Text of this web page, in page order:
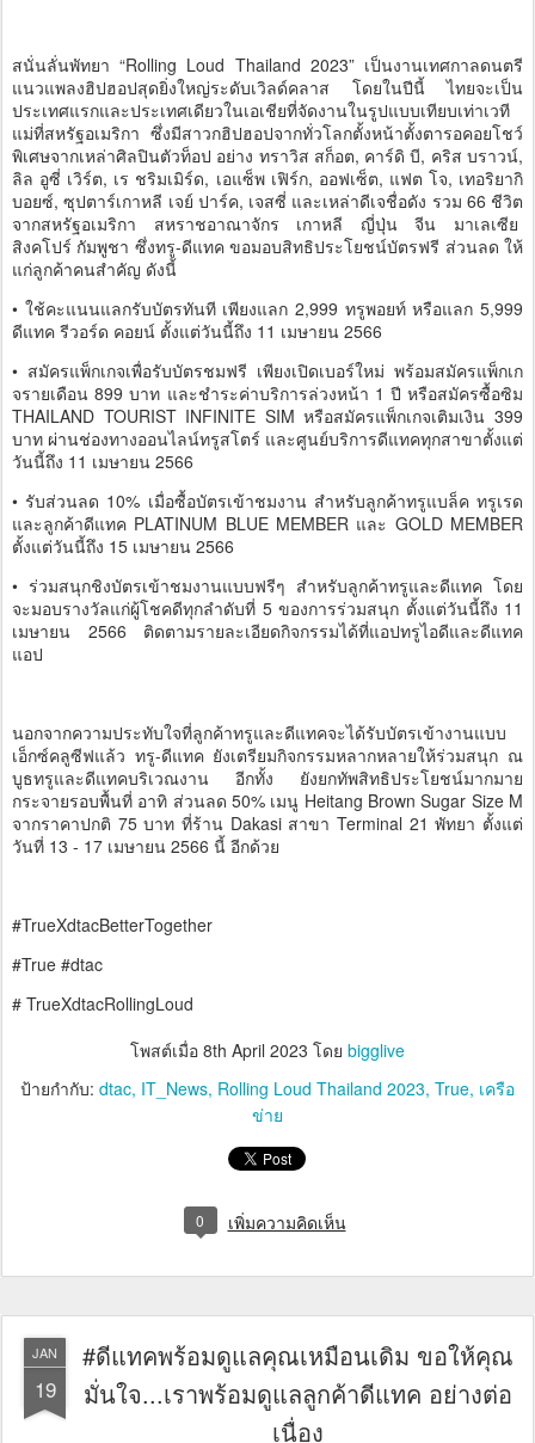
สนั่นลั่นพัทยา “Rolling Loud Thailand 2023” เป็นงานเทศกาลดนตรี
แนวแพลงฮิปฮอปสุดยิ่งใหญ่ระดับเวิลด์คลาส โดยในปีนี้ ไทยจะเป็น
ประเทศแรกและประเทศเดียวในเอเชียที่จัดงานในรูปแบบเทียบเท่าเวที
แม่ที่สหรัฐอเมริกา ซึ่งมีสาวกฮิปฮอปจากทั่วโลกตั้งหน้าตั้งตารอคอยโชว์
พิเศษจากเหล่าศิลปินตัวท็อป อย่าง ทราวิส สก็อต, คาร์ดิ บี, คริส บราวน์,
ลิล อูซี่ เวิร์ต, เร ชริมเมิร์ด, เอแซ็พ เฟิร์ก, ออฟเซ็ต, แฟต โจ, เทอริยากิ
บอยซ์, ซุปตาร์เกาหลี เจย์ ปาร์ค, เจสซี่ และเหล่าดีเจชื่อดัง รวม 66 ชีวิต
จากสหรัฐอเมริกา สหราชอาณาจักร เกาหลี ญี่ปุ่น จีน มาเลเซีย
สิงคโปร์ กัมพูชา ซึ่งทรู-ดีแทค ขอมอบสิทธิประโยชน์บัตรฟรี ส่วนลด ให้
แก่ลูกค้าคนสำคัญ ดังนี้
• ใช้คะแนนแลกรับบัตรทันที เพียงแลก 2,999 ทรูพอยท์ หรือแลก 5,999
ดีแทค รีวอร์ด คอยน์ ตั้งแต่วันนี้ถึง 11 เมษายน 2566
• สมัครแพ็กเกจเพื่อรับบัตรชมฟรี เพียงเปิดเบอร์ใหม่ พร้อมสมัครแพ็กเก
จรายเดือน 899 บาท และชำระค่าบริการล่วงหน้า 1 ปี หรือสมัครซื้อซิม
THAILAND TOURIST INFINITE SIM หรือสมัครแพ็กเกจเติมเงิน 399
บาท ผ่านช่องทางออนไลน์ทรูสโตร์ และศูนย์บริการดีแทคทุกสาขาตั้งแต่
วันนี้ถึง 11 เมษายน 2566
• รับส่วนลด 10% เมื่อซื้อบัตรเข้าชมงาน สำหรับลูกค้าทรูแบล็ค ทรูเรด
และลูกค้าดีแทค PLATINUM BLUE MEMBER และ GOLD MEMBER
ตั้งแต่วันนี้ถึง 15 เมษายน 2566
• ร่วมสนุกชิงบัตรเข้าชมงานแบบฟรีๆ สำหรับลูกค้าทรูและดีแทค โดย
จะมอบรางวัลแก่ผู้โชคดีทุกลำดับที่ 5 ของการร่วมสนุก ตั้งแต่วันนี้ถึง 11
เมษายน 2566 ติดตามรายละเอียดกิจกรรมได้ที่แอปทรูไอดีและดีแทค
แอป
นอกจากความประทับใจที่ลูกค้าทรูและดีแทคจะได้รับบัตรเข้างานแบบ
เอ็กซ์คลูซีฟแล้ว ทรู-ดีแทค ยังเตรียมกิจกรรมหลากหลายให้ร่วมสนุก ณ
บูธทรูและดีแทคบริเวณงาน อีกทั้ง ยังยกทัพสิทธิประโยชน์มากมาย
กระจายรอบพื้นที่ อาทิ ส่วนลด 50% เมนู Heitang Brown Sugar Size M
จากราคาปกติ 75 บาท ที่ร้าน Dakasi สาขา Terminal 21 พัทยา ตั้งแต่
วันที่ 13 - 17 เมษายน 2566 นี้ อีกด้วย
#TrueXdtacBetterTogether
#True #dtac
# TrueXdtacRollingLoud
โพสต์เมื่อ 8th April 2023 โดย bigglive
ป้ายกำกับ: dtac IT_News Rolling Loud Thailand 2023 True เครือ
ข่าย
0 เพิ่มความคิดเห็น
JAN
19
#ดีแทคพร้อมดูแลคุณเหมือนเดิม ขอให้คุณ
มั่นใจ...เราพร้อมดูแลลูกค้าดีแทค อย่างต่อ
เนื่อง